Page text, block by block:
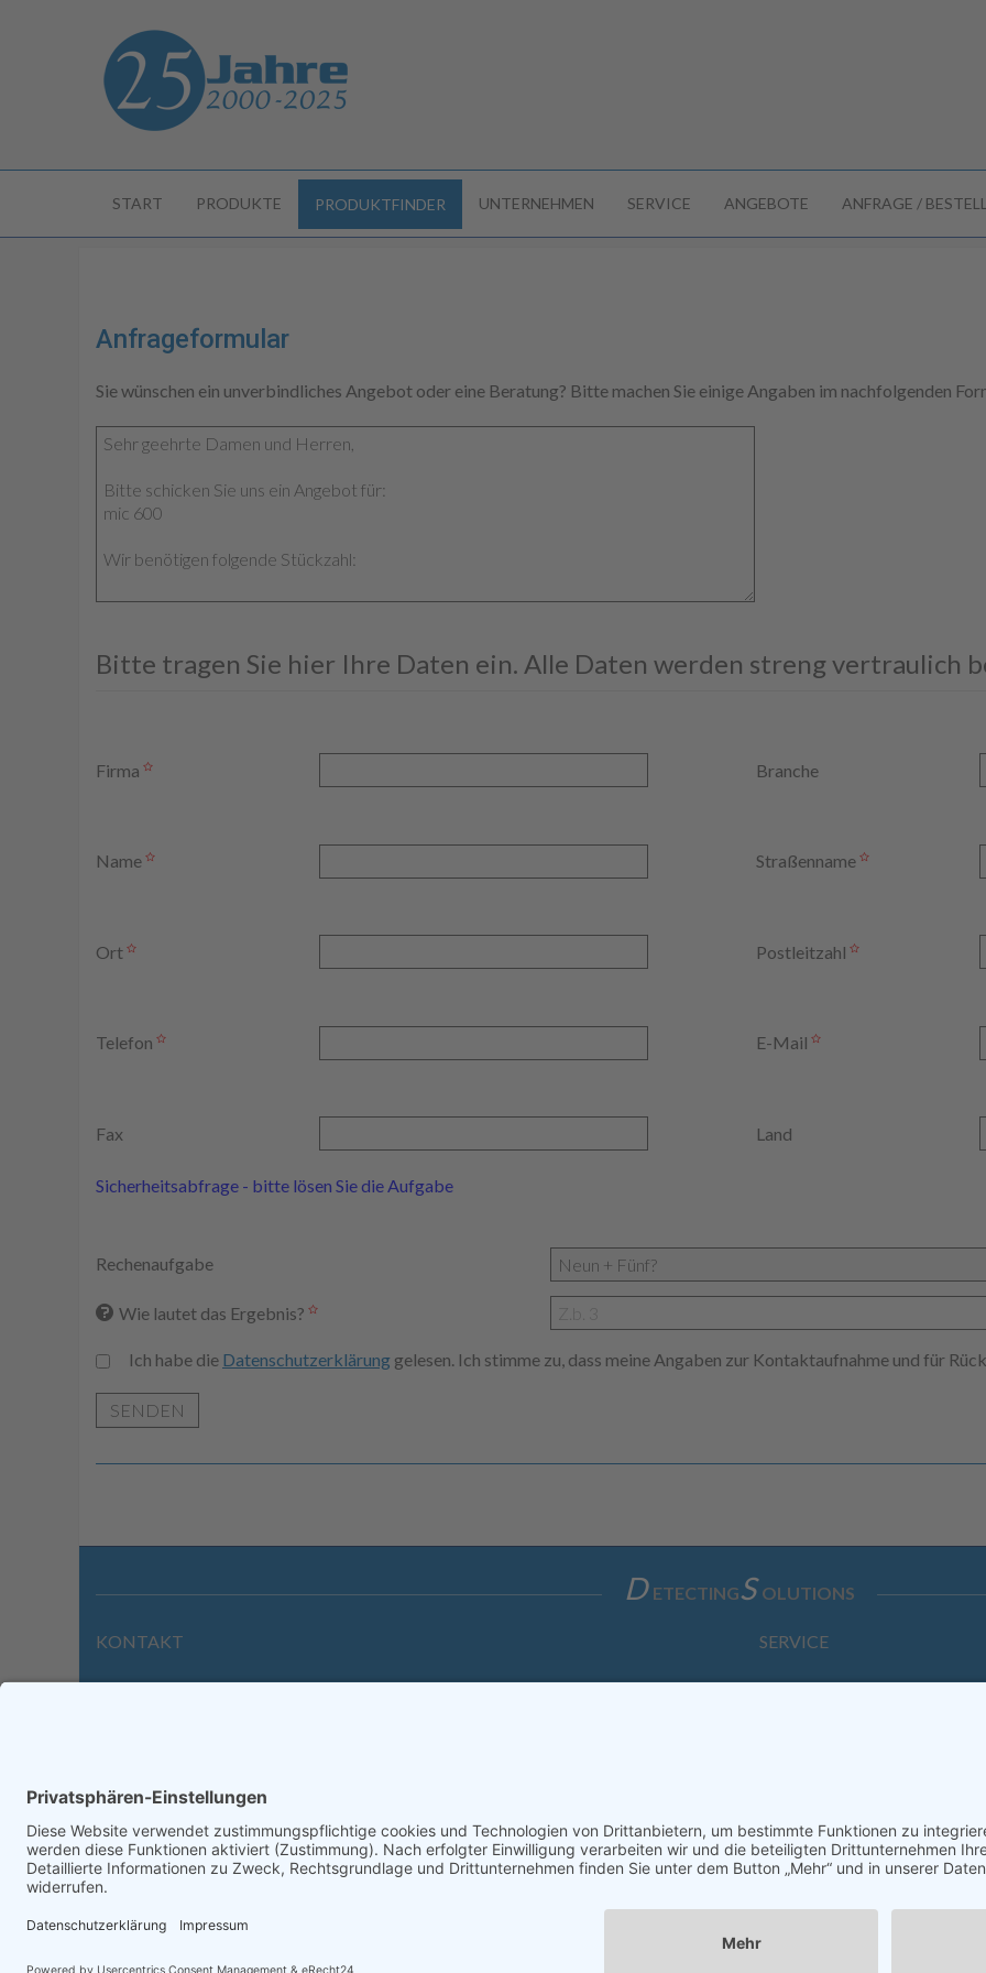
START PRODUKTE PRODUKTFINDER UNTERNEHMEN SERVICE ANGEBOTE ANFRAGE /
Anfrageformular
Sie wünschen ein unverbindliches Angebot oder eine Beratung? Bitte machen Sie einige Angaben im nachfolgenden
Bitte tragen Sie hier Ihre Daten ein. Alle Daten werden streng vertraulich
Firma Branche
Name Straßenname
Ort Postleitzahl
Telefon E-Mail
Fax Land
Sicherheitsabfrage - bitte lösen Sie die Aufgabe
Rechenaufgabe
Wie lautet das Ergebnis?
Ich habe die Datenschutzerklärung gelesen. Ich stimme zu, dass meine Angaben zur Kontaktaufnahme und für
SENDEN
D ETECTINGS OLUTIONS
KONTAKT
Wilhelmstraße 39 | 64646 Heppenheim
info@dietz-sensortechnik.de
SERVICE
Anfrage
Impressum Datenschutzerklärung Haftungsausschluss AGB